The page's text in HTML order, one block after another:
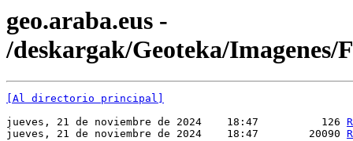
geo.araba.eus -
/deskargak/Geoteka/Imagenes/
[Al directorio principal]
jueves, 21 de noviembre de 2024    18:47          126
jueves, 21 de noviembre de 2024    18:47        20090